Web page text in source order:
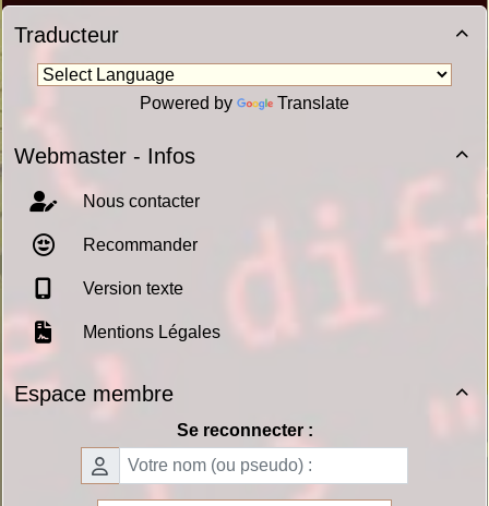

Traducteur
Powered by Translate

Webmaster - Infos
Nous contacter
Recommander
Version texte
Mentions Légales

Espace membre
Se reconnecter :